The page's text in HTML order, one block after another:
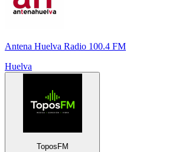
Antena Huelva Radio 100.4 FM
Huelva
ToposFM